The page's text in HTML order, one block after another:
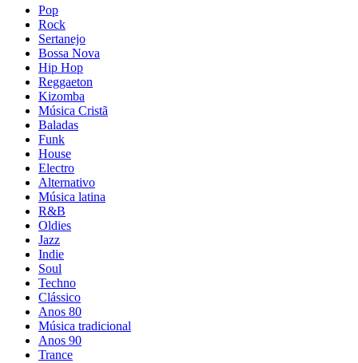
Pop
Rock
Sertanejo
Bossa Nova
Hip Hop
Reggaeton
Kizomba
Música Cristã
Baladas
Funk
House
Electro
Alternativo
Música latina
R&B
Oldies
Jazz
Indie
Soul
Techno
Clássico
Anos 80
Música tradicional
Anos 90
Trance